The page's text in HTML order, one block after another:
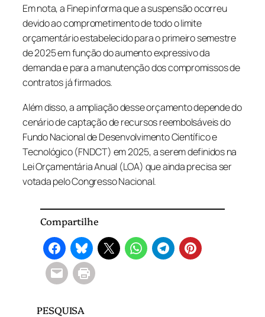
Em nota, a Finep informa que a suspensão ocorreu
devido ao comprometimento de todo o limite
orçamentário estabelecido para o primeiro semestre
de 2025 em função do aumento expressivo da
demanda e para a manutenção dos compromissos de
contratos já firmados.
Além disso, a ampliação desse orçamento depende do
cenário de captação de recursos reembolsáveis do
Fundo Nacional de Desenvolvimento Científico e
Tecnológico (FNDCT) em 2025, a serem definidos na
Lei Orçamentária Anual (LOA) que ainda precisa ser
votada pelo Congresso Nacional.
Compartilhe
PESQUISA